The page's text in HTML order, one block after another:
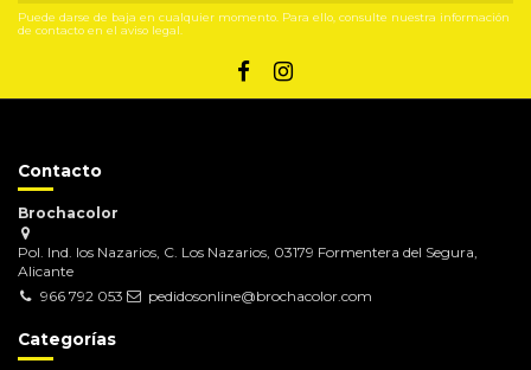
Puede darse de baja en cualquier momento. Para ello, consulte nuestra información
de contacto en el aviso legal.
Contacto
Brochacolor
Pol. Ind. los Nazarios, C. Los Nazarios, 03179 Formentera del Segura,
Alicante
966 792 053
pedidosonline@brochacolor.com
Categorías